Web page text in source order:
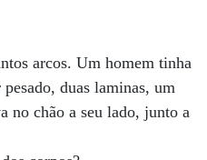
arcos. Um homem tinha
duas laminas, um
no chão a seu lado, junto a